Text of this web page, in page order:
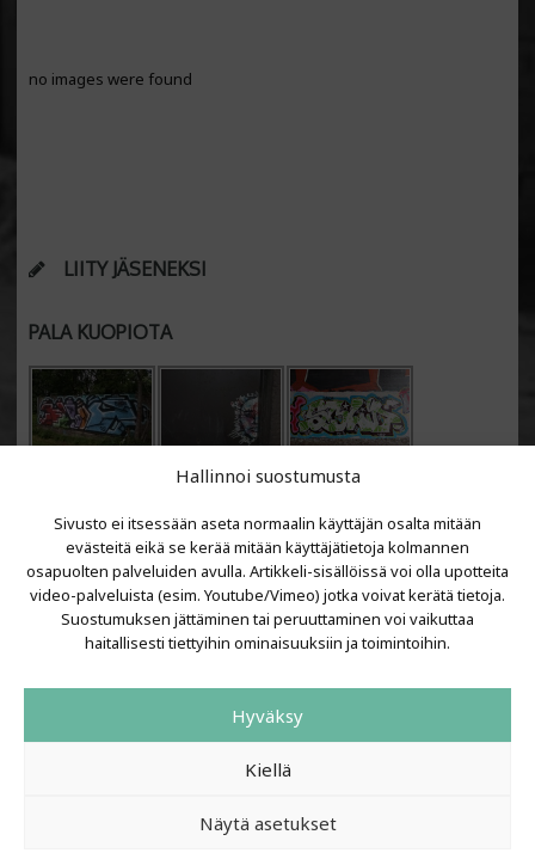
Hallinnoi suostumusta
Sivusto ei itsessään aseta normaalin käyttäjän osalta mitään
evästeitä eikä se kerää mitään käyttäjätietoja kolmannen
osapuolten palveluiden avulla. Artikkeli-sisällöissä voi olla upotteita
video-palveluista (esim. Youtube/Vimeo) jotka voivat kerätä tietoja.
Suostumuksen jättäminen tai peruuttaminen voi vaikuttaa
haitallisesti tiettyihin ominaisuuksiin ja toimintoihin.
Hyväksy
Kiellä
Näytä asetukset
no images were found
LIITY JÄSENEKSI
PALA KUOPIOTA
VIIMEISIMMÄT ARTIKKELIT
LAINIT 2025: Tarhapäivä
Urbaani Zine